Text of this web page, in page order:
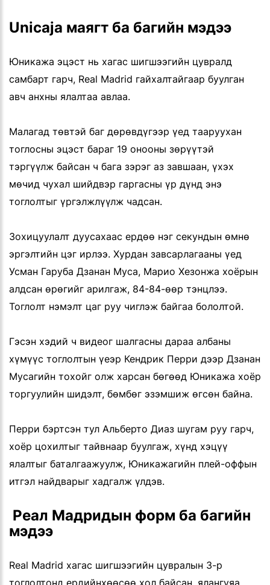
Unicaja маягт ба багийн мэдээ
Юникажа эцэст нь хагас шигшээгийн цувралд
самбарт гарч, Real Madrid гайхалтайгаар буулган
авч анхны ялалтаа авлаа.
Малагад төвтэй баг дөрөвдүгээр үед тааруухан
тоглосны эцэст бараг 19 онооны зөрүүтэй
тэргүүлж байсан ч бага зэрэг аз завшаан, үхэх
мөчид чухал шийдвэр гаргасны үр дүнд энэ
тоглолтыг үргэлжлүүлж чадсан.
Зохицуулалт дуусахаас ердөө нэг секундын өмнө
эргэлтийн цэг ирлээ. Хурдан завсарлагааны үед
Усман Гаруба Дзанан Муса, Марио Хезонжа хоёрын
алдсан өрөгийг арилгаж, 84-84-өөр тэнцлээ.
Тоглолт нэмэлт цаг руу чиглэж байгаа бололтой.
Гэсэн хэдий ч видеог шалгасны дараа албаны
хүмүүс тоглолтын үеэр Кендрик Перри дээр Дзанан
Мусагийн тохойг олж харсан бөгөөд Юникажа хоёр
торгуулийн шидэлт, бөмбөг эзэмшиж өгсөн байна.
Перри бэртсэн тул Альберто Диаз шугам руу гарч,
хоёр цохилтыг тайвнаар буулгаж, хүнд хэцүү
ялалтыг баталгаажуулж, Юникажагийн плей-оффын
итгэл найдварыг хадгалж үлдэв.
мэдээ
Real Madrid хагас шигшээгийн цувралын 3-р
тоглолтонд ердийнхөөсөө хол байсан, ялангуяа